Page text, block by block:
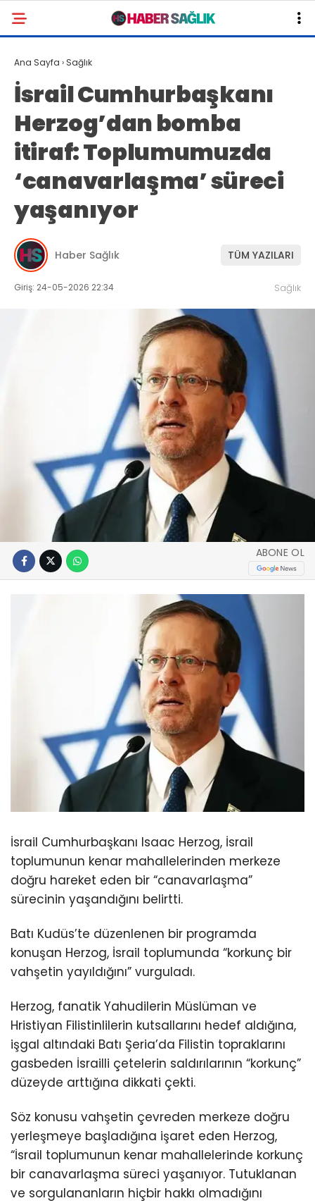
Ana Sayfa › Sağlık
İsrail Cumhurbaşkanı
Herzog’dan bomba
itiraf: Toplumumuzda
‘canavarlaşma’ süreci
yaşanıyor
Haber Sağlık TÜM YAZILARI
Giriş: 24-05-2026 22:34 Sağlık
ABONE OL
İsrail Cumhurbaşkanı Isaac Herzog, İsrail
toplumunun kenar mahallelerinden merkeze
doğru hareket eden bir “canavarlaşma”
sürecinin yaşandığını belirtti.
Batı Kudüs’te düzenlenen bir programda
konuşan Herzog, İsrail toplumunda “korkunç bir
vahşetin yayıldığını” vurguladı.
Herzog, fanatik Yahudilerin Müslüman ve
Hristiyan Filistinlilerin kutsallarını hedef aldığına,
işgal altındaki Batı Şeria’da Filistin topraklarını
gasbeden İsrailli çetelerin saldırılarının “korkunç”
düzeyde arttığına dikkati çekti.
Söz konusu vahşetin çevreden merkeze doğru
yerleşmeye başladığına işaret eden Herzog,
“İsrail toplumunun kenar mahallelerinde korkunç
bir canavarlaşma süreci yaşanıyor. Tutuklanan
ve sorgulananların hiçbir hakkı olmadığını